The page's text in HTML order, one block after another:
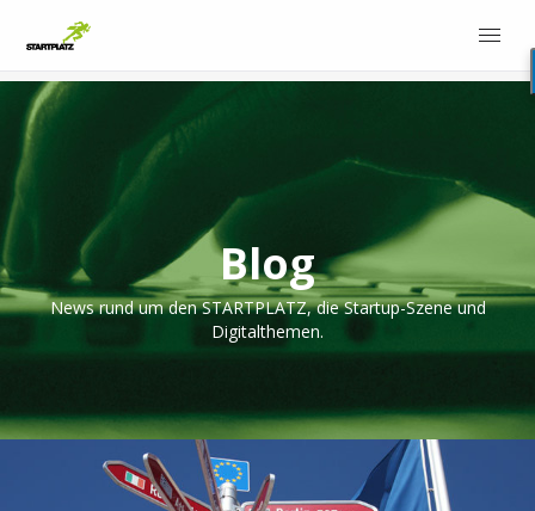
Blog
News rund um den STARTPLATZ, die Startup-Szene und
Digitalthemen.